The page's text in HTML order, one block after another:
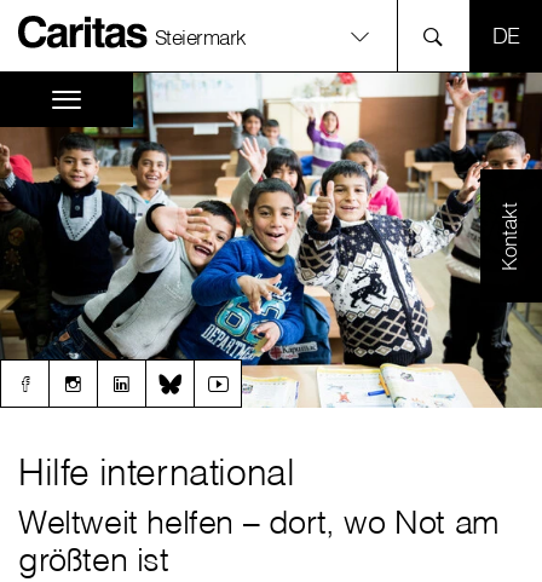
Steiermark
Kontakt
Hilfe international
Weltweit helfen – dort, wo Not am
größten ist